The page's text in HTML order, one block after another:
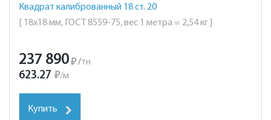
Квадрат калиброванный 18 ст. 20
[ 18х18 мм, ГОСТ 8559-75, вес 1 метра = 2,54 кг ]
237 890₽ /тн
623.27 ₽/м
Купить